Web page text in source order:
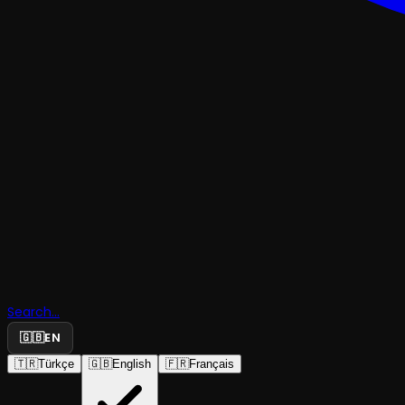
Search...
🇬🇧EN
🇹🇷Türkçe 🇬🇧English 🇫🇷Français
“Acıklı”